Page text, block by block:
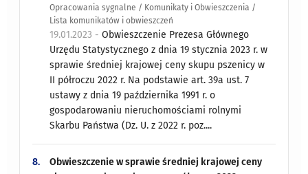
Opracowania sygnalne / Komunikaty i Obwieszczenia /
Lista komunikatów i obwieszczeń
19.01.2023 -Obwieszczenie Prezesa Głównego
Urzędu Statystycznego z dnia 19 stycznia 2023 r. w
sprawie średniej krajowej ceny skupu pszenicy w
II półroczu 2022 r. Na podstawie art. 39a ust. 7
ustawy z dnia 19 października 1991 r. o
gospodarowaniu nieruchomościami rolnymi
Skarbu Państwa (Dz. U. z 2022 r. poz....
8.
Obwieszczenie w sprawie średniej krajowej ceny